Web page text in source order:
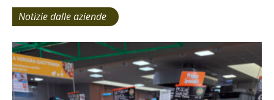
Notizie dalle aziende